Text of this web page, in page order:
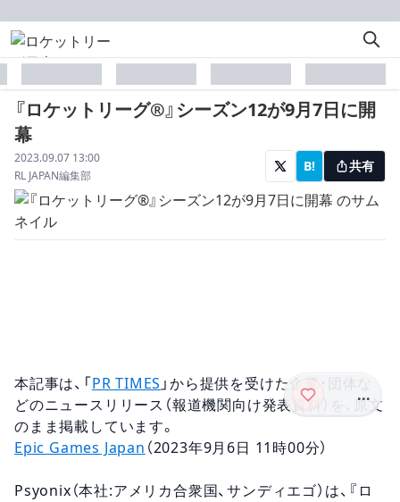
『ロケットリーグ®』シーズン12が9月7日に開
幕
配信日
2023.09.07 13:00
著者
RL JAPAN編集部
B! 共有
...
本記事は、「 PR TIMES 」から提供を受けた企業・団体な
どのニュースリリース（報道機関向け発表資料）を、原文
のまま掲載しています。
Epic Games Japan （2023年9月6日 11時00分）
Psyonix（本社:アメリカ合衆国、サンディエゴ）は、『ロ